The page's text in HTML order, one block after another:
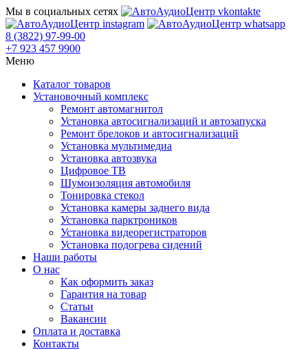
Мы в социальных сетях
8 (3822) 97-99-00
+7 923 457 9900
Меню
Каталог товаров
Установочный комплекс
Ремонт автомагнитол
Установка автосигнализаций и автозапуска
Ремонт брелоков и автосигнализаций
Установка мультимедиа
Установка автозвука
Цифровое ТВ
Шумоизоляция автомобиля
Тонировка стекол
Установка камеры заднего вида
Установка парктроников
Установка видеорегистраторов
Установка подогрева сидений
Наши работы
О нас
Как оформить заказ
Гарантия на товар
Статьи
Вакансии
Оплата и доставка
Контакты